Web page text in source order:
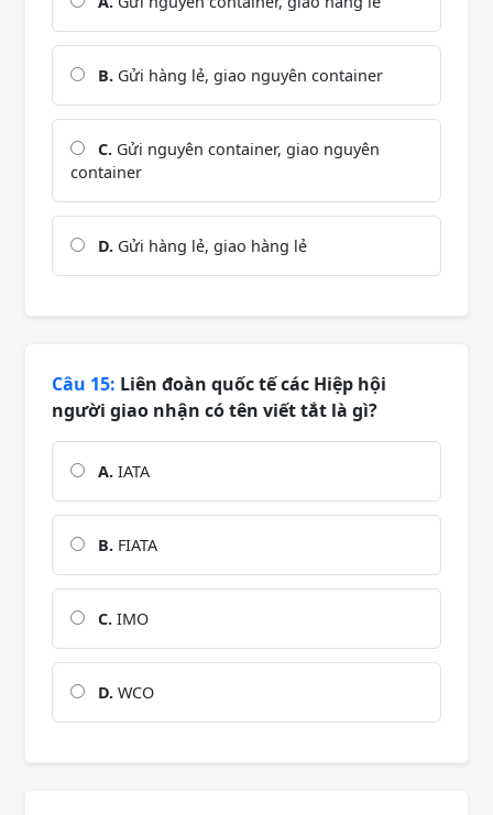
B. Gửi hàng lẻ, giao nguyên container
C. Gửi nguyên container, giao nguyên
container
D. Gửi hàng lẻ, giao hàng lẻ
Câu 15: Liên đoàn quốc tế các Hiệp hội
người giao nhận có tên viết tắt là gì?
A. IATA
B. FIATA
C. IMO
D. WCO